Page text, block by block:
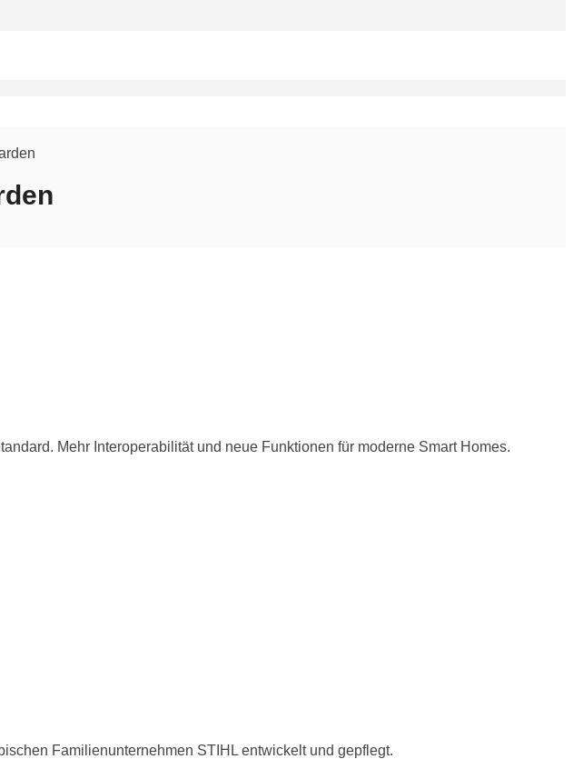
Mehr Interoperabilität und neue Funktionen für moderne Smart Homes.
Familienunternehmen STIHL entwickelt und gepflegt.